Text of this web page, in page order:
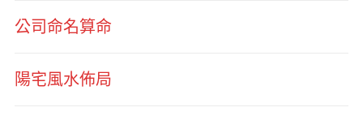
公司命名算命
陽宅風水佈局